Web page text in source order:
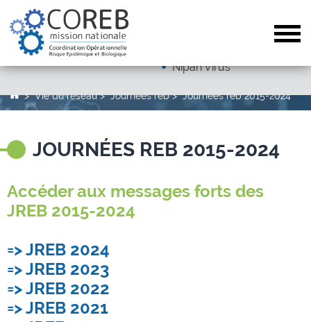
Arboviroses (hors dengue)
Nipah Virus
Vie du réseau Journées reb Journées reb 2015-2024
JOURNÉES REB 2015-2024
Accéder aux messages forts des
JREB 2015-2024
=> JREB 2024
=> JREB 2023
=> JREB 2022
=> JREB 2021